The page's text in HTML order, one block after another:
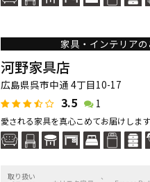
家具・インテリア
河野家具店
広島県呉市中通 4丁目10-17
3.5 1
愛される家具を真心こめてお届けします
取り扱い